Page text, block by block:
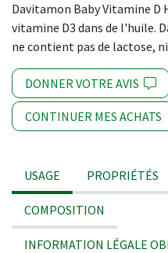
Davitamon Baby Vitamine D
vitamine D3 dans de l'huile.
ne contient pas de lactose,
DONNER VOTRE AVIS
CONTINUER MES ACHATS
USAGE PROPRIÉTÉS
COMPOSITION
INFORMATION LÉGALE